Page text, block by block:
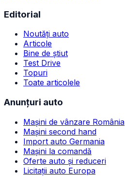
Editorial
Noutăți auto
Articole
Bine de știut
Test Drive
Topuri
Toate articolele
Anunțuri auto
Mașini de vânzare România
Mașini second hand
Import auto Germania
Mașini la comandă
Oferte auto și reduceri
Licitații auto Europa